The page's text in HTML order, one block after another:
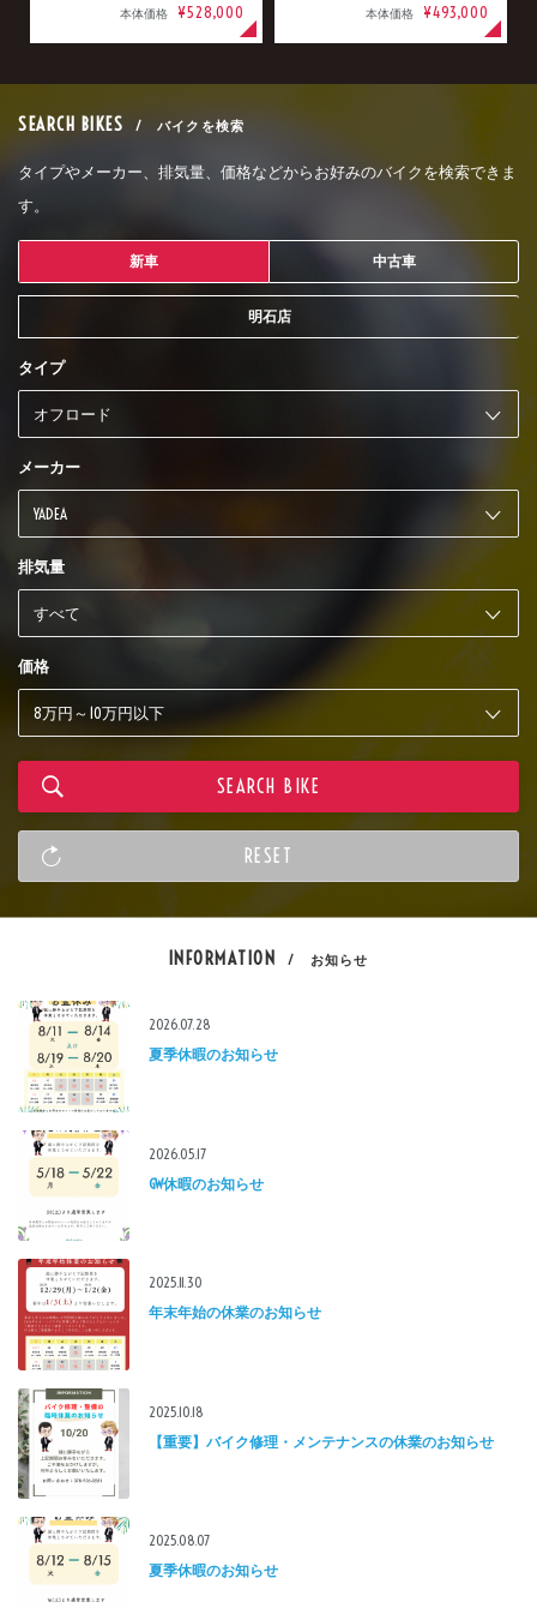
本体価格 ¥528,000 本体価格 ¥493,000
SEARCH BIKES / バイクを検索
タイプやメーカー、排気量、価格などからお好みのバイクを検索できま
す。
新車 中古車
明石店
タイプ
メーカー
排気量
価格
INFORMATION / お知らせ
2026.07.28
夏季休暇のお知らせ
2026.05.17
GW休暇のお知らせ
2025.11.30
年末年始の休業のお知らせ
2025.10.18
【重要】バイク修理・メンテナンスの休業のお知らせ
2025.08.07
夏季休暇のお知らせ